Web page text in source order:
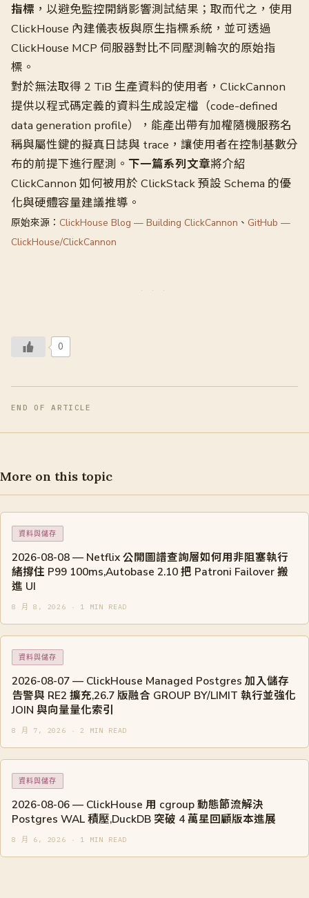
指標 ，以避免監控開銷影響測試結果；取而代之，使用
ClickHouse 內建儀表板與原生指標系統，並可透過
ClickHouse MCP 伺服器對比不同壓測輪次的原始指
標。
對於無法取得 2 TiB 生產資料的使用者，ClickCannon
提供以程式碼定義的資料生成設定檔（code-defined
data generation profile），能產出帶有加權隨機服務名
稱與屬性鍵的擬真日誌與 trace，讓使用者在控制基數分
布的前提下進行壓測。 下一篇系列文章將介紹
ClickCannon 如何被用於 ClickStack 預設 Schema 的優
化與硬體容量建議推導。
原始來源： ClickHouse Blog — Building ClickCannon 、 GitHub —
ClickHouse/ClickCannon
0
END OF ARTICLE
More on this topic
資料與儲存
2026-08-08 — Netflix 公開圖譜查詢層如何用非阻塞執行
緒撐住 P99 100ms,Autobase 2.10 把 Patroni Failover 搬
進 UI
8 月 8, 2026 · 1 MIN READ
資料與儲存
2026-08-07 — ClickHouse Managed Postgres 加入儲存
告警與 RE2 擴充,26.7 版融合 GROUP BY/LIMIT 執行並強化
JOIN 與向量量化索引
8 月 7, 2026 · 2 MIN READ
資料與儲存
2026-08-06 — ClickHouse 用 cgroup 動態節流解決
Postgres WAL 積壓,DuckDB 突破 4 萬星回顧版本進展
8 月 6, 2026 · 1 MIN READ